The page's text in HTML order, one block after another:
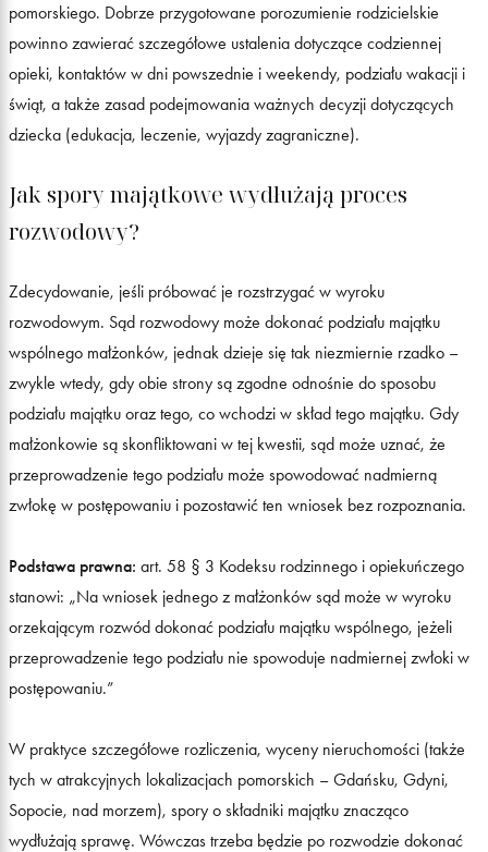
pomorskiego. Dobrze przygotowane porozumienie rodzicielskie
powinno zawierać szczegółowe ustalenia dotyczące codziennej
opieki, kontaktów w dni powszednie i weekendy, podziału wakacji i
świąt, a także zasad podejmowania ważnych decyzji dotyczących
dziecka (edukacja, leczenie, wyjazdy zagraniczne).
Jak spory majątkowe wydłużają proces
rozwodowy?
Zdecydowanie, jeśli próbować je rozstrzygać w wyroku
rozwodowym. Sąd rozwodowy może dokonać podziału majątku
wspólnego małżonków, jednak dzieje się tak niezmiernie rzadko –
zwykle wtedy, gdy obie strony są zgodne odnośnie do sposobu
podziału majątku oraz tego, co wchodzi w skład tego majątku. Gdy
małżonkowie są skonfliktowani w tej kwestii, sąd może uznać, że
przeprowadzenie tego podziału może spowodować nadmierną
zwłokę w postępowaniu i pozostawić ten wniosek bez rozpoznania.
Podstawa prawna: art. 58 § 3 Kodeksu rodzinnego i opiekuńczego
stanowi: „Na wniosek jednego z małżonków sąd może w wyroku
orzekającym rozwód dokonać podziału majątku wspólnego, jeżeli
przeprowadzenie tego podziału nie spowoduje nadmiernej zwłoki w
postępowaniu.”
W praktyce szczegółowe rozliczenia, wyceny nieruchomości (także
tych w atrakcyjnych lokalizacjach pomorskich – Gdańsku, Gdyni,
Sopocie, nad morzem), spory o składniki majątku znacząco
wydłużają sprawę. Wówczas trzeba będzie po rozwodzie dokonać